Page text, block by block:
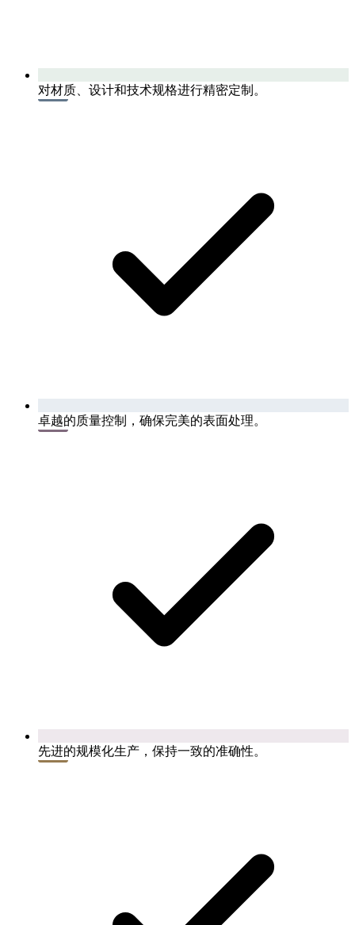
对材质、设计和技术规格进行精密定制。
卓越的质量控制，确保完美的表面处理。
先进的规模化生产，保持一致的准确性。